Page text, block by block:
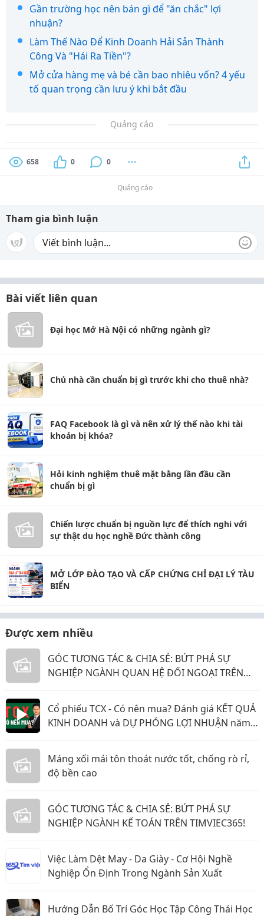
Gần trường học nên bán gì để "ăn chắc" lợi
nhuận?
Làm Thế Nào Để Kinh Doanh Hải Sản Thành
Công Và "Hái Ra Tiền"?
Mở cửa hàng mẹ và bé cần bao nhiêu vốn? 4 yếu
tố quan trọng cần lưu ý khi bắt đầu
Quảng cáo
658 0 0
Quảng cáo
Tham gia bình luận
Bài viết liên quan
Đại học Mở Hà Nội có những ngành gì?
Chủ nhà cần chuẩn bị gì trước khi cho thuê nhà?
FAQ Facebook là gì và nên xử lý thế nào khi tài
khoản bị khóa?
Hỏi kinh nghiệm thuê mặt bằng lần đầu cần
chuẩn bị gì
Chiến lược chuẩn bị nguồn lực để thích nghi với
sự thật du học nghề Đức thành công
MỞ LỚP ĐÀO TẠO VÀ CẤP CHỨNG CHỈ ĐẠI LÝ TÀU
BIỂN
Được xem nhiều
GÓC TƯƠNG TÁC & CHIA SẺ: BỨT PHÁ SỰ
NGHIỆP NGÀNH QUAN HỆ ĐỐI NGOẠI TRÊN
Cổ phiếu TCX - Có nên mua? Đánh giá KẾT QUẢ
KINH DOANH và DỰ PHÓNG LỢI NHUẬN năm
Máng xối mái tôn thoát nước tốt, chống rò rỉ,
độ bền cao
GÓC TƯƠNG TÁC & CHIA SẺ: BỨT PHÁ SỰ
NGHIỆP NGÀNH KẾ TOÁN TRÊN TIMVIEC365!
Việc Làm Dệt May - Da Giày - Cơ Hội Nghề
Nghiệp Ổn Định Trong Ngành Sản Xuất
Hướng Dẫn Bố Trí Góc Học Tập Công Thái Học